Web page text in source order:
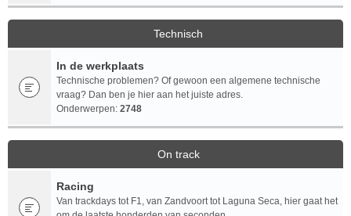
Technisch
In de werkplaats
Technische problemen? Of gewoon een algemene technische
vraag? Dan ben je hier aan het juiste adres.
Onderwerpen: 2748
On track
Racing
Van trackdays tot F1, van Zandvoort tot Laguna Seca, hier gaat het